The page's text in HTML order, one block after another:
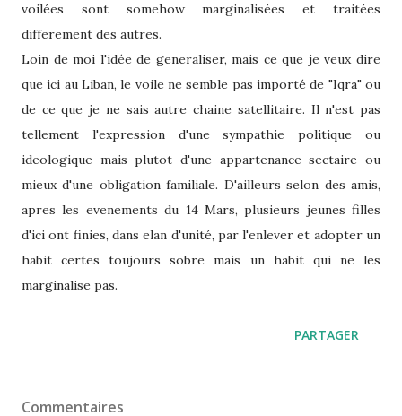
voilées sont somehow marginalisées et traitées
differement des autres.
Loin de moi l'idée de generaliser, mais ce que je veux dire
que ici au Liban, le voile ne semble pas importé de "Iqra" ou
de ce que je ne sais autre chaine satellitaire. Il n'est pas
tellement l'expression d'une sympathie politique ou
ideologique mais plutot d'une appartenance sectaire ou
mieux d'une obligation familiale. D'ailleurs selon des amis,
apres les evenements du 14 Mars, plusieurs jeunes filles
d'ici ont finies, dans elan d'unité, par l'enlever et adopter un
habit certes toujours sobre mais un habit qui ne les
marginalise pas.
PARTAGER
Commentaires